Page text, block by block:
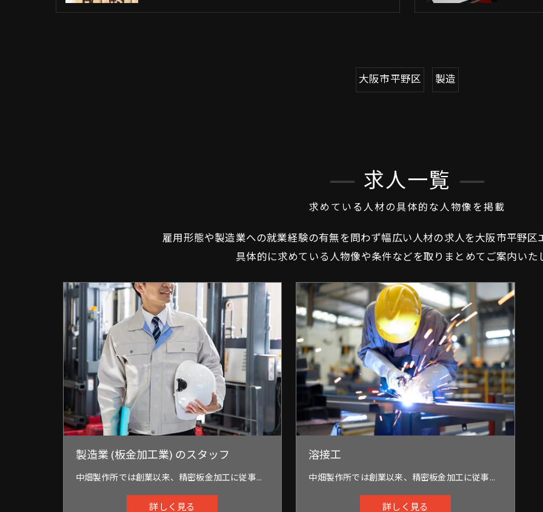
大阪市平野区 製造
求めている人材の具体的な人物像を掲載
求人一覧
雇用形態や製造業への就業経験の有無を問わず幅広い人材の求人を大阪市平野
具体的に求めている人物像や条件などを取りまとめてご案内いた
製造業 (板金加工業) のスタッフ
中畑製作所では創業以来、精密板金加工に従事して参りました。 QDCシステム (簡易金型) を取り入れたプレス加工や、レーザー加工機、タレパン、すべての溶接機を駆使した精密板金加工を得意としております。
詳しく見る
溶接工
中畑製作所では創業以来、精密板金加工に従事して参りました。 QDCシステム (簡易金型) を取り入れたプレス加工や、レーザー加工機、タレパン、すべての溶接機を駆使した精密板金加工を得意としております。
詳しく見る